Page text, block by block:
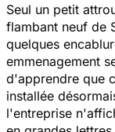
Seul un petit
flambant neuf de
quelques
emmenagement
d'apprendre que
installée
l'entreprise